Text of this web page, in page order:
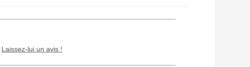
Laissez-lui un avis !